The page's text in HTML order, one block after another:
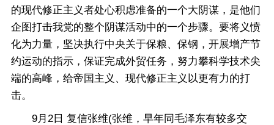
的现代修正主义者处心积虑准备的一个大阴谋，是他们
企图打击我党的整个阴谋活动中的一个步骤。要将义愤
化为力量，坚决执行中央关于保粮、保钢，开展增产节
约运动的指示，保证完成外贸任务，努力攀科学技术尖
端的高峰，给帝国主义、现代修正主义以更有力的打
击。
9月2日 复信张维(张维，早年同毛泽东有较多交